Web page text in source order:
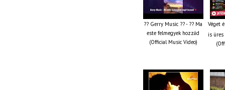
?? Gerry Music ?? - ?? Ma
este felmegyek hozzád
(Official Music Video)
Véget
is üres